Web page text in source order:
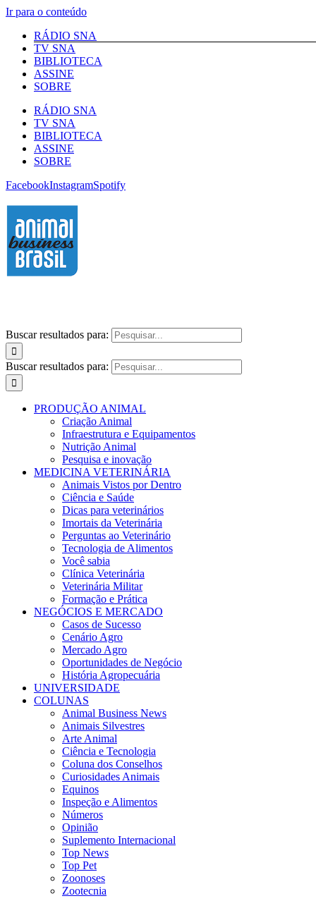
Ir para o conteúdo
RÁDIO SNA
TV SNA
BIBLIOTECA
ASSINE
SOBRE
RÁDIO SNA
TV SNA
BIBLIOTECA
ASSINE
SOBRE
FacebookInstagramSpotify
Buscar resultados para:
Buscar resultados para:
PRODUÇÃO ANIMAL
Criação Animal
Infraestrutura e Equipamentos
Nutrição Animal
Pesquisa e inovação
MEDICINA VETERINÁRIA
Animais Vistos por Dentro
Ciência e Saúde
Dicas para veterinários
Imortais da Veterinária
Perguntas ao Veterinário
Tecnologia de Alimentos
Você sabia
Clínica Veterinária
Veterinária Militar
Formação e Prática
NEGÓCIOS E MERCADO
Casos de Sucesso
Cenário Agro
Mercado Agro
Oportunidades de Negócio
História Agropecuária
UNIVERSIDADE
COLUNAS
Animal Business News
Animais Silvestres
Arte Animal
Ciência e Tecnologia
Coluna dos Conselhos
Curiosidades Animais
Equinos
Inspeção e Alimentos
Números
Opinião
Suplemento Internacional
Top News
Top Pet
Zoonoses
Zootecnia